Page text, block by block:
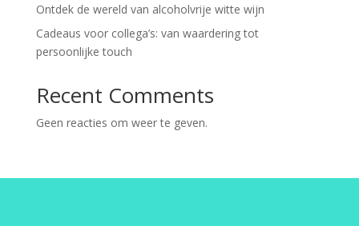
Ontdek de wereld van alcoholvrije witte wijn
Cadeaus voor collega’s: van waardering tot
persoonlijke touch
Recent Comments
Geen reacties om weer te geven.